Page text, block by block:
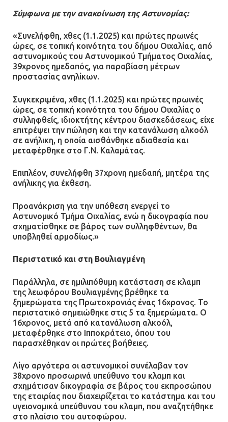
Σύμφωνα με την ανακοίνωση της Αστυνομίας:
«Συνελήφθη, χθες (1.1.2025) και πρώτες πρωινές
ώρες, σε τοπική κοινότητα του δήμου Οιχαλίας, από
αστυνομικούς του Αστυνομικού Τμήματος Οιχαλίας,
39χρονος ημεδαπός, για παραβίαση μέτρων
προστασίας ανηλίκων.
Συγκεκριμένα, χθες (1.1.2025) και πρώτες πρωινές
ώρες, σε τοπική κοινότητα του δήμου Οιχαλίας ο
συλληφθείς, ιδιοκτήτης κέντρου διασκεδάσεως, είχε
επιτρέψει την πώληση και την κατανάλωση αλκοόλ
σε ανήλικη, η οποία αισθάνθηκε αδιαθεσία και
μεταφέρθηκε στο Γ.Ν. Καλαμάτας.
Επιπλέον, συνελήφθη 37χρονη ημεδαπή, μητέρα της
ανήλικης για έκθεση.
Προανάκριση για την υπόθεση ενεργεί το
Αστυνομικό Τμήμα Οιχαλίας, ενώ η δικογραφία που
σχηματίσθηκε σε βάρος των συλληφθέντων, θα
υποβληθεί αρμοδίως.»
Περιστατικό και στη Βουλιαγμένη
Παράλληλα, σε ημιλιπόθυμη κατάσταση σε κλαμπ
της λεωφόρου Βουλιαγμένης βρέθηκε τα
ξημερώματα της Πρωτοχρονιάς ένας 16χρονος. Το
περιστατικό σημειώθηκε στις 5 τα ξημερώματα. Ο
16χρονος, μετά από κατανάλωση αλκοόλ,
μεταφέρθηκε στο Ιπποκράτειο, όπου του
παρασχέθηκαν οι πρώτες βοήθειες.
Λίγο αργότερα οι αστυνομικοί συνέλαβαν τον
38χρονο προσωρινά υπεύθυνο του κλαμπ και
σχημάτισαν δικογραφία σε βάρος του εκπροσώπου
της εταιρίας που διαχειρίζεται το κατάστημα και του
υγειονομικά υπεύθυνου του κλαμπ, που αναζητήθηκε
στο πλαίσιο του αυτοφώρου.